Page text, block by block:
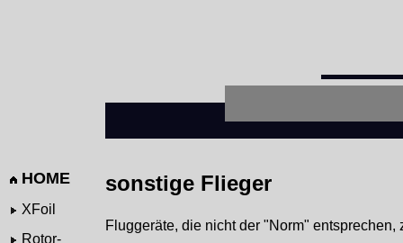
HOME
XFoil
Rotor-
sonstige Flieger
Fluggeräte, die nicht der "Norm" entsprechen,